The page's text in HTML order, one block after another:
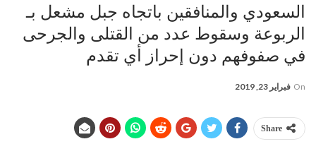
السعودي والمنافقين باتجاه جبل مشعل بـ
الربوعة وسقوط عدد من القتلى والجرحى
في صفوفهم دون إحراز أي تقدم
On فبراير 23, 2019
Share